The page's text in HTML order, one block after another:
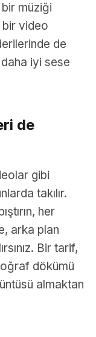
müziği
bir video
de
iyi sese
de
gibi
takılır.
her
arka plan
Bir tarif,
dökümü
almaktan